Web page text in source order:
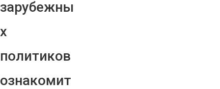
зарубежны
х
политиков
ознакомит